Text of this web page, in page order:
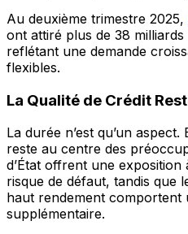
Au deuxième trimestre 2025,
ont attiré plus de 38 milliards
reflétant une demande
flexibles.
La Qualité de Crédit
La durée n’est qu’un
reste au centre des
d’État offrent une
risque de défaut, tandis que
haut rendement comportent
supplémentaire.